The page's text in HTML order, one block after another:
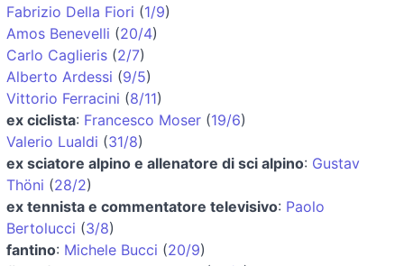
Fabrizio Della Fiori (1/9)
Amos Benevelli (20/4)
Carlo Caglieris (2/7)
Alberto Ardessi (9/5)
Vittorio Ferracini (8/11)
ex ciclista: Francesco Moser (19/6)
Valerio Lualdi (31/8)
ex sciatore alpino e allenatore di sci alpino: Gustav
Thöni (28/2)
ex tennista e commentatore televisivo: Paolo
Bertolucci (3/8)
fantino: Michele Bucci (20/9)